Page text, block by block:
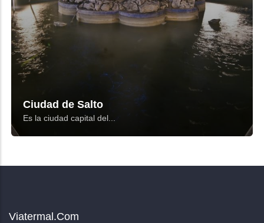
Ciudad de Salto
Es la ciudad capital del...
Viatermal.com